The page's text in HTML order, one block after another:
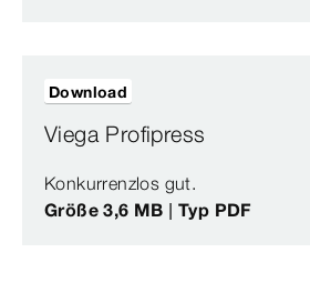
Viega Profipress
Konkurrenzlos gut.
Größe 3,6 MB | Typ PDF
Download